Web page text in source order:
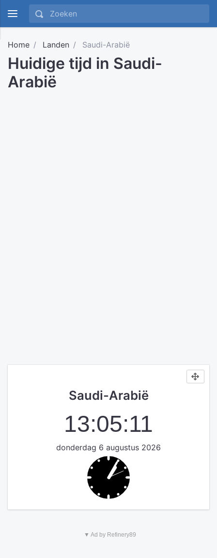
Home Landen Saudi-Arabië
Huidige tijd in Saudi-
Arabië
Saudi-Arabië
13:05:11
donderdag 6 augustus 2026
▼ Ad by Refinery89